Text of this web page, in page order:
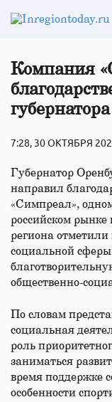
Компания
7:28, 30 ОКТЯБРЯ
Губернатор
направил
«Симпреал»,
российском рынке
региона
социальной сферы
общественно-
По словам
социальная
роль
заниматься
время поддержке
особенности